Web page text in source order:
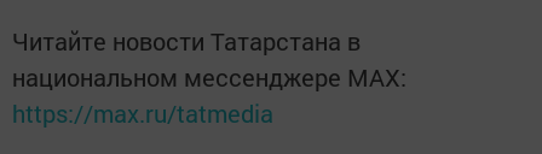
Читайте новости Татарстана в
национальном мессенджере MАХ:
https://max.ru/tatmedia